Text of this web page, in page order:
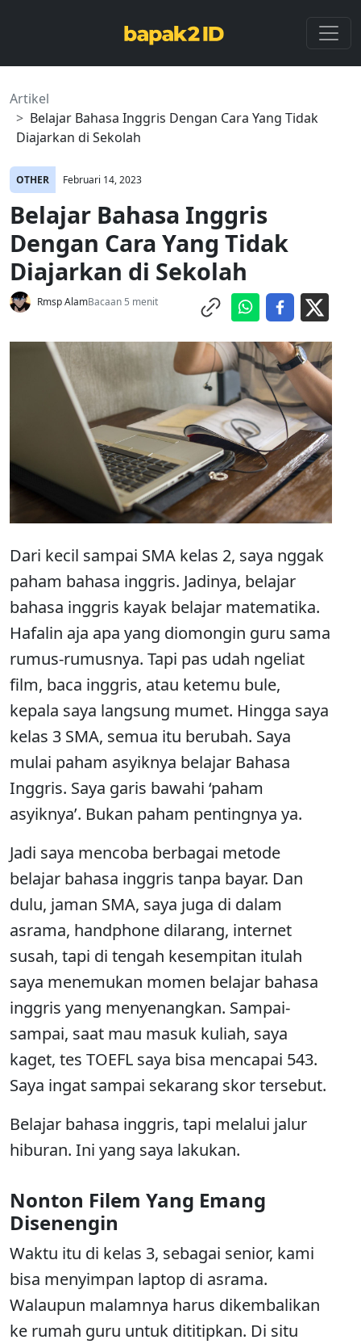
Artikel
Belajar Bahasa Inggris Dengan Cara Yang Tidak
Diajarkan di Sekolah
OTHER Februari 14, 2023
Belajar Bahasa Inggris
Dengan Cara Yang Tidak
Diajarkan di Sekolah
Rmsp AlamBacaan 5 menit
Dari kecil sampai SMA kelas 2, saya nggak
paham bahasa inggris. Jadinya, belajar
bahasa inggris kayak belajar matematika.
Hafalin aja apa yang diomongin guru sama
rumus-rumusnya. Tapi pas udah ngeliat
film, baca inggris, atau ketemu bule,
kepala saya langsung mumet. Hingga saya
kelas 3 SMA, semua itu berubah. Saya
mulai paham asyiknya belajar Bahasa
Inggris. Saya garis bawahi ‘paham
asyiknya’. Bukan paham pentingnya ya.
Jadi saya mencoba berbagai metode
belajar bahasa inggris tanpa bayar. Dan
dulu, jaman SMA, saya juga di dalam
asrama, handphone dilarang, internet
susah, tapi di tengah kesempitan itulah
saya menemukan momen belajar bahasa
inggris yang menyenangkan. Sampai-
sampai, saat mau masuk kuliah, saya
kaget, tes TOEFL saya bisa mencapai 543.
Saya ingat sampai sekarang skor tersebut.
Belajar bahasa inggris, tapi melalui jalur
hiburan. Ini yang saya lakukan.
Nonton Filem Yang Emang
Disenengin
Waktu itu di kelas 3, sebagai senior, kami
bisa menyimpan laptop di asrama.
Walaupun malamnya harus dikembalikan
ke rumah guru untuk dititipkan. Di situ